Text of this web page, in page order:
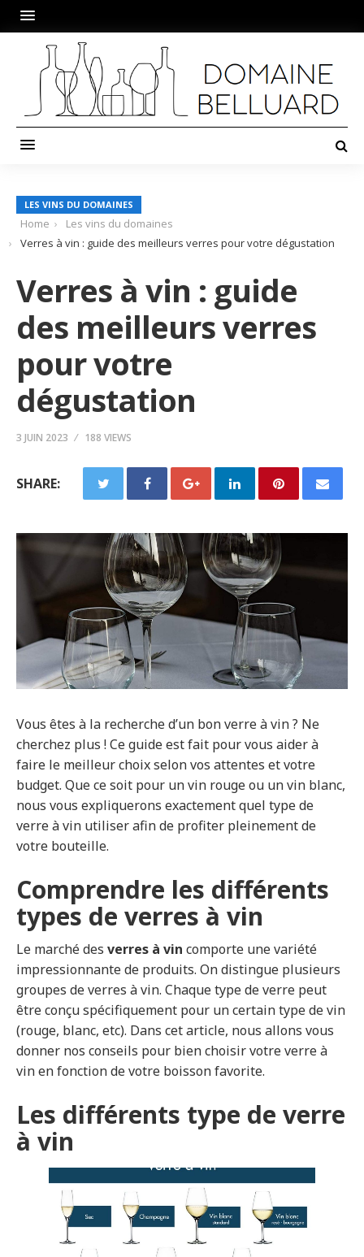
LES VINS DU DOMAINES
Home
Les vins du domaines
Verres à vin : guide des meilleurs verres pour votre dégustation
Verres à vin : guide
des meilleurs verres
pour votre
dégustation
3 JUIN 2023 188 VIEWS
SHARE:
Vous êtes à la recherche d’un bon verre à vin ? Ne
cherchez plus ! Ce guide est fait pour vous aider à
faire le meilleur choix selon vos attentes et votre
budget. Que ce soit pour un vin rouge ou un vin blanc,
nous vous expliquerons exactement quel type de
verre à vin utiliser afin de profiter pleinement de
votre bouteille.
Comprendre les différents
types de verres à vin
Le marché des verres à vin comporte une variété
impressionnante de produits. On distingue plusieurs
groupes de verres à vin. Chaque type de verre peut
être conçu spécifiquement pour un certain type de vin
(rouge, blanc, etc). Dans cet article, nous allons vous
donner nos conseils pour bien choisir votre verre à
vin en fonction de votre boisson favorite.
Les différents type de verre
à vin